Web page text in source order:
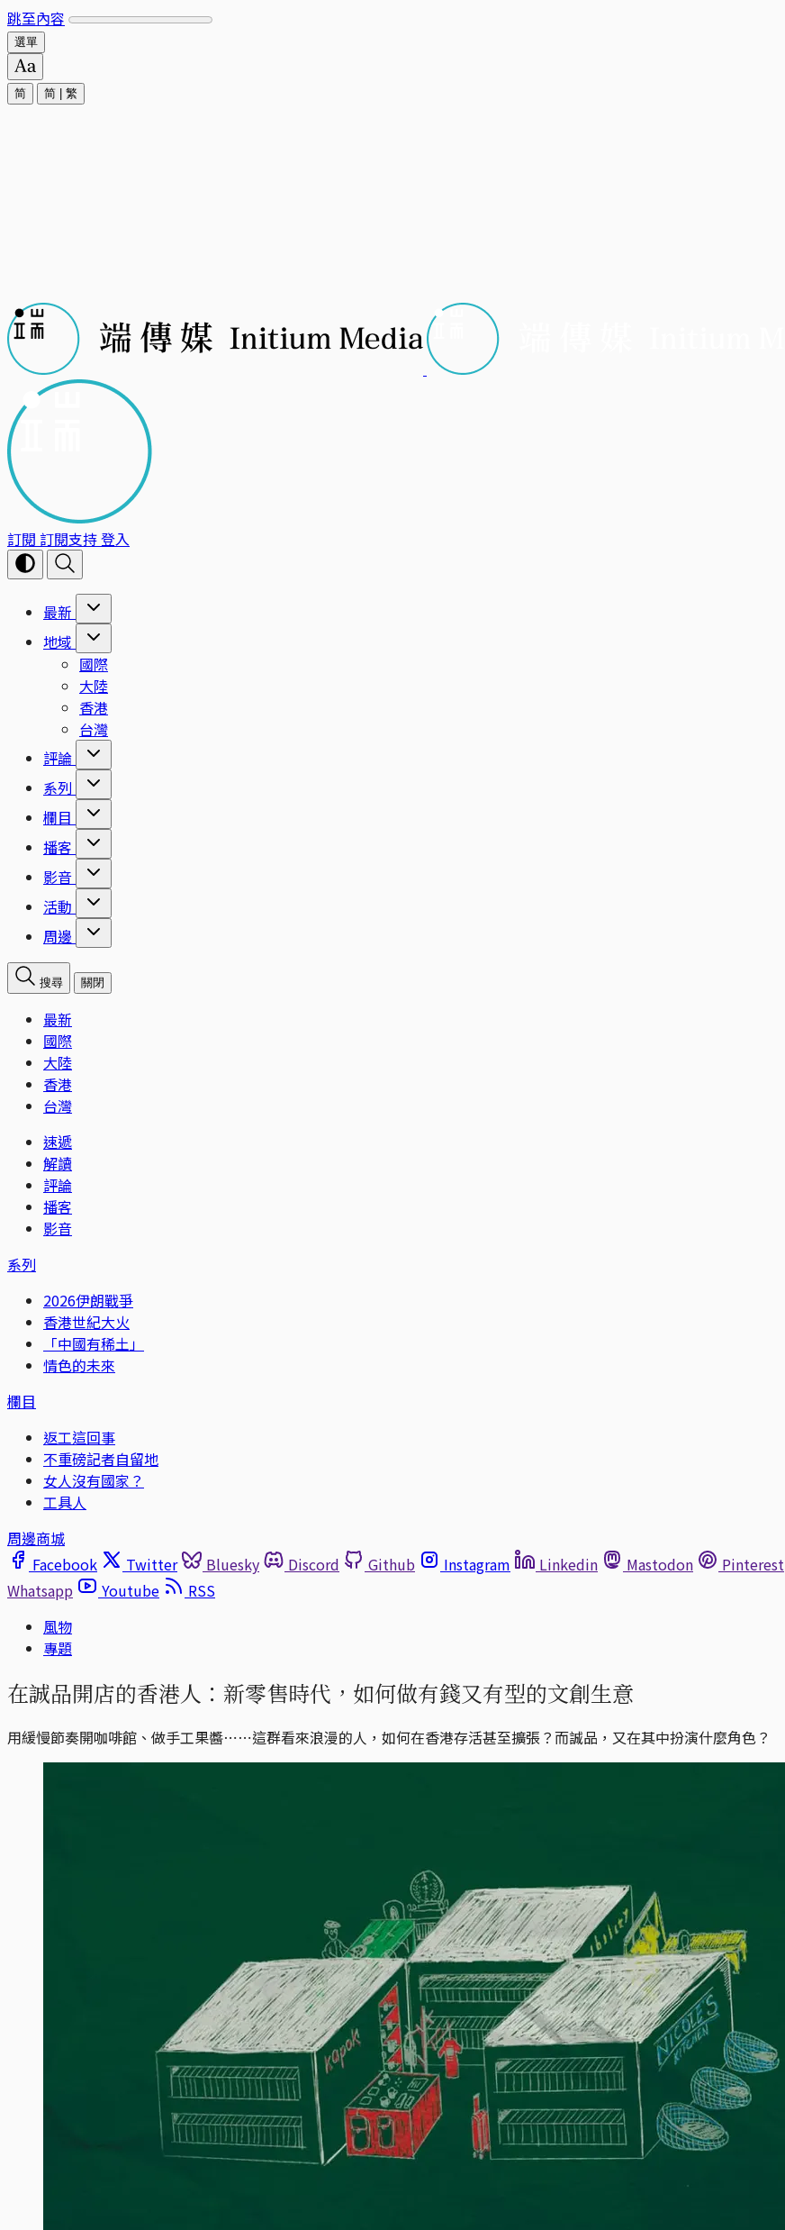
跳至內容
選單
简 简 繁
訂閱 訂閱支持登入
最新
地域
國際
大陸
香港
台灣
評論
系列
欄目
播客
影音
活動
周邊
搜尋 關閉
最新
國際
大陸
香港
台灣
速遞
解讀
評論
播客
影音
系列
2026伊朗戰爭
香港世紀大火
「中國有稀土」
情色的未來
欄目
返工這回事
不重磅記者自留地
女人沒有國家？
工具人
周邊商城
Facebook
Twitter Bluesky Discord Github Instagram Linkedin Mastodon Pinterest
Whatsapp
Youtube
RSS
風物
專題
在誠品開店的香港人：新零售時代，如何做有錢又有型的文創生意
用緩慢節奏開咖啡館、做手工果醬⋯⋯這群看來浪漫的人，如何在香港存活甚至擴張？而誠品，又在其中扮演什麼角色？